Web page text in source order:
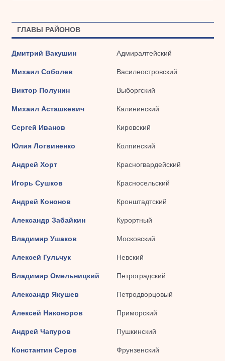
ГЛАВЫ РАЙОНОВ
Дмитрий Вакушин Адмиралтейский
Михаил Соболев Василеостровский
Виктор Полунин Выборгский
Михаил Асташкевич Калининский
Сергей Иванов Кировский
Юлия Логвиненко Колпинский
Андрей Хорт Красногвардейский
Игорь Сушков Красносельский
Андрей Кононов Кронштадтский
Александр Забайкин Курортный
Владимир Ушаков Московский
Алексей Гульчук Невский
Владимир Омельницкий Петроградский
Александр Якушев Петродворцовый
Алексей Никоноров Приморский
Андрей Чапуров Пушкинский
Константин Серов Фрунзенский